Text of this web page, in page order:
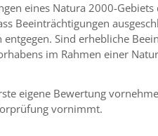
eines Natura 2000-Gebiets
Beeinträchtigungen
Sind erhebliche
im Rahmen einer
eigene Bewertung
vornimmt.